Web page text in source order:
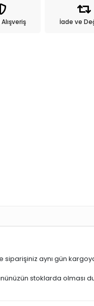
İade ve
siparişiniz aynı gün
stoklarda olması